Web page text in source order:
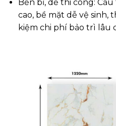
Bền bỉ, dễ thi công:
cao, bề mặt dễ vệ sinh,
kiệm chi phí bảo trì lâu